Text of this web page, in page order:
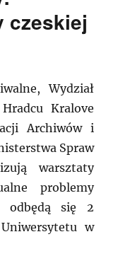
czeskiej
Wydział
Kralove
Archiwów i
Spraw
warsztaty
problemy
odbędą się 2
w